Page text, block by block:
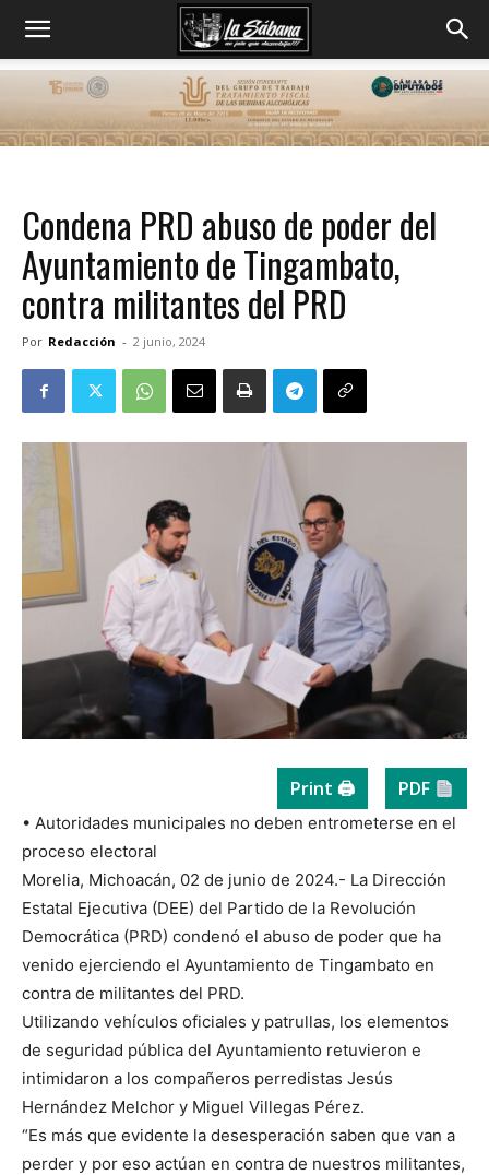
Condena PRD abuso de poder del
Ayuntamiento de Tingambato,
contra militantes del PRD
Por Redacción - 2 junio, 2024
Print 🖨 PDF
• Autoridades municipales no deben entrometerse en el
proceso electoral
Morelia, Michoacán, 02 de junio de 2024.- La Dirección
Estatal Ejecutiva (DEE) del Partido de la Revolución
Democrática (PRD) condenó el abuso de poder que ha
venido ejerciendo el Ayuntamiento de Tingambato en
contra de militantes del PRD.
Utilizando vehículos oficiales y patrullas, los elementos
de seguridad pública del Ayuntamiento retuvieron e
intimidaron a los compañeros perredistas Jesús
Hernández Melchor y Miguel Villegas Pérez.
“Es más que evidente la desesperación saben que van a
perder y por eso actúan en contra de nuestros militantes,